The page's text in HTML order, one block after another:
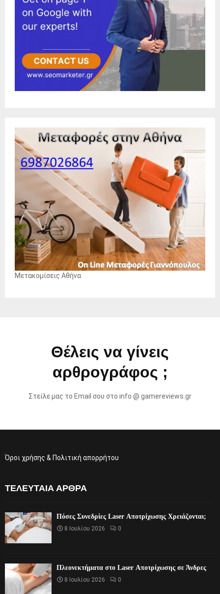
Μετακομίσεις Αθήνα
Θέλεις να γίνεις
αρθρογράφος ;
Στείλε μας το Email σου στο info @ gamereviews.gr
Όροι χρήσης & Πολιτική απορρήτου
ΤΕΛΕΥΤΑΊΑ ΆΡΘΡΑ
Πόσες Συνεδρίες Laser Αποτρίχωσης Χρειάζονται;
8 Ιουλίου 2026 0
Πλεονεκτήματα στο Laser Αποτρίχωσης σε Άνδρες
8 Ιουλίου 2026 0